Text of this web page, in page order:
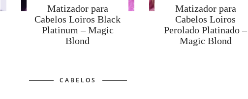
Matizador para
Cabelos Loiros Black
Platinum – Magic
Blond
Matizador para
Cabelos Loiros
Perolado Platinado –
Magic Blond
CABELOS